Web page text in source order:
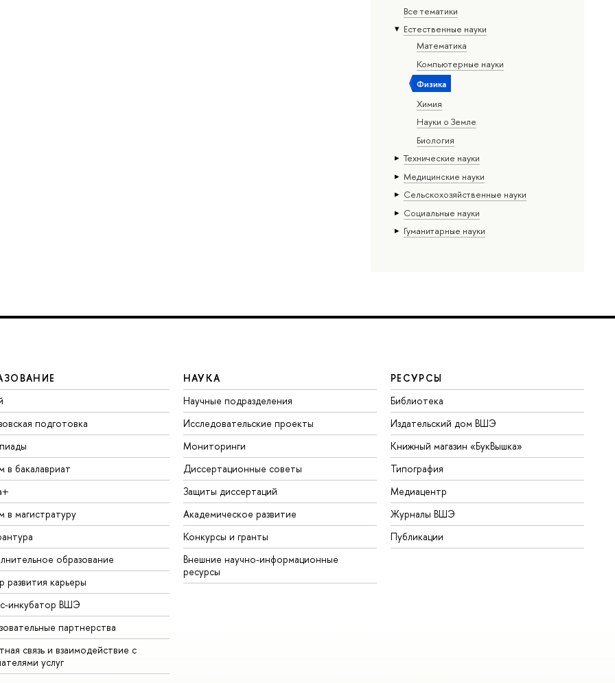
Все тематики
Естественные науки
Математика
Компьютерные науки
Физика
Химия
Науки о Земле
Биология
Тех­ничес­кие науки
Медицинские науки
Сельскохозяйственные науки
Социальные науки
Гуманитарные науки
подготовка
в бакалавриат
в магистратуру
образование
развития карьеры
инкубатор ВШЭ
партнерства
связь и взаимодействие с
услуг
НАУКА
Научные подразделения
Исследовательские проекты
Мониторинги
Диссертационные советы
Защиты диссертаций
Академическое развитие
Конкурсы и гранты
Внешние научно-информационные
ресурсы
РЕСУРСЫ
Библиотека
Издательский дом ВШЭ
Книжный магазин «БукВышка»
Типография
Медиацентр
Журналы ВШЭ
Публикации